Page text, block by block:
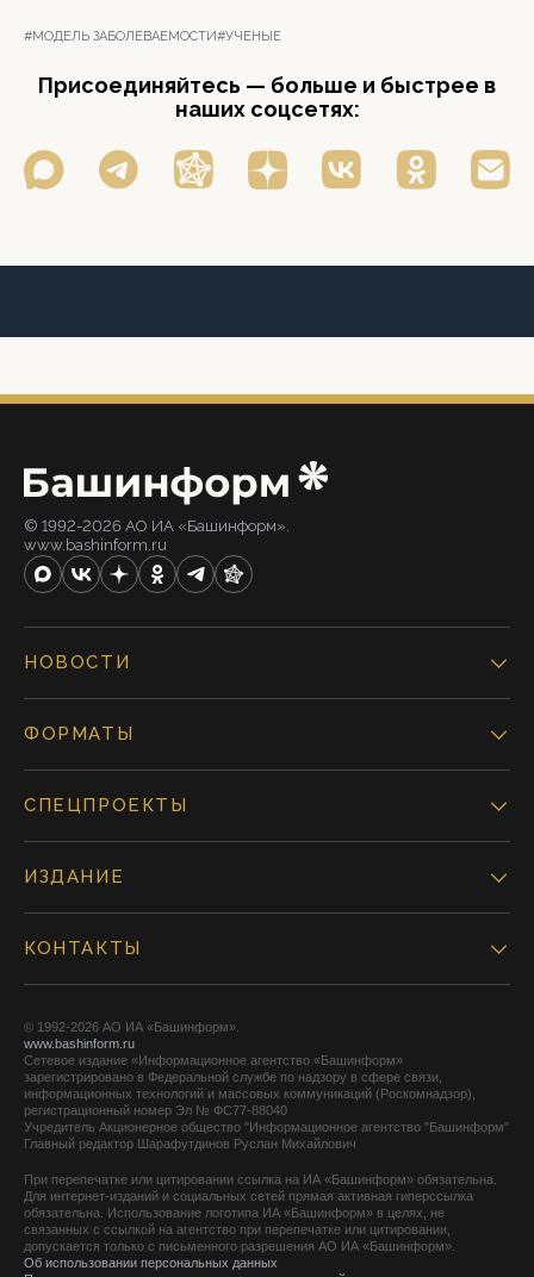
#МОДЕЛЬ ЗАБОЛЕВАЕМОСТИ#УЧЕНЫЕ
Присоединяйтесь — больше и быстрее в
наших соцсетях:
© 1992-2026 АО ИА «Башинформ».
www.bashinform.ru
НОВОСТИ
ФОРМАТЫ
СПЕЦПРОЕКТЫ
ИЗДАНИЕ
КОНТАКТЫ
© 1992-2026 АО ИА «Башинформ».
www.bashinform.ru
Сетевое издание «Информационное агентство «Башинформ»
зарегистрировано в Федеральной службе по надзору в сфере связи,
информационных технологий и массовых коммуникаций (Роскомнадзор),
регистрационный номер Эл № ФС77-88040
Учредитель Акционерное общество "Информационное агентство "Башинформ"
Главный редактор Шарафутдинов Руслан Михайлович
При перепечатке или цитировании ссылка на ИА «Башинформ» обязательна.
Для интернет-изданий и социальных сетей прямая активная гиперссылка
обязательна. Использование логотипа ИА «Башинформ» в целях, не
связанных с ссылкой на агентство при перепечатке или цитировании,
допускается только с письменного разрешения АО ИА «Башинформ».
Об использовании персональных данных